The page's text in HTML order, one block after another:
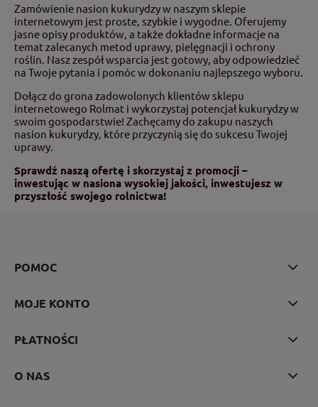
Zamówienie nasion kukurydzy w naszym sklepie
internetowym jest proste, szybkie i wygodne. Oferujemy
jasne opisy produktów, a także dokładne informacje na
temat zalecanych metod uprawy, pielęgnacji i ochrony
roślin. Nasz zespół wsparcia jest gotowy, aby odpowiedzieć
na Twoje pytania i pomóc w dokonaniu najlepszego wyboru.
Dołącz do grona zadowolonych klientów sklepu
internetowego Rolmat i wykorzystaj potencjał kukurydzy w
swoim gospodarstwie! Zachęcamy do zakupu naszych
nasion kukurydzy, które przyczynią się do sukcesu Twojej
uprawy.
Sprawdź naszą ofertę i skorzystaj z promocji –
inwestując w nasiona wysokiej jakości, inwestujesz w
przyszłość swojego rolnictwa!
POMOC
MOJE KONTO
PŁATNOŚCI
O NAS